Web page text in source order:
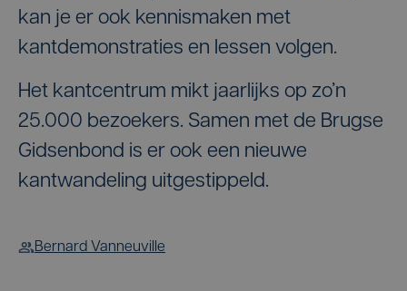
kan je er ook kennismaken met
kantdemonstraties en lessen volgen.
Het kantcentrum mikt jaarlijks op zo’n
25.000 bezoekers. Samen met de Brugse
Gidsenbond is er ook een nieuwe
kantwandeling uitgestippeld.
Bernard Vanneuville